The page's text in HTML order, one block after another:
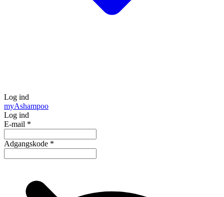
Log ind
myAshampoo
Log ind
E-mail *
Adgangskode *